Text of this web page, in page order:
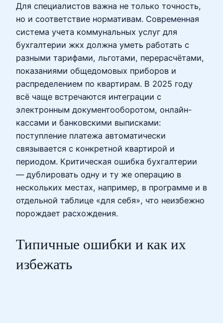
Для специалистов важна не только точность,
но и соответствие нормативам. Современная
система учета коммунальных услуг для
бухгалтерии жкх должна уметь работать с
разными тарифами, льготами, перерасчётами,
показаниями общедомовых приборов и
распределением по квартирам. В 2025 году
всё чаще встречаются интеграции с
электронным документооборотом, онлайн-
кассами и банковскими выписками:
поступление платежа автоматически
связывается с конкретной квартирой и
периодом. Критическая ошибка бухгалтерии
— дублировать одну и ту же операцию в
нескольких местах, например, в программе и в
отдельной таблице «для себя», что неизбежно
порождает расхождения.
Типичные ошибки и как их
избежать